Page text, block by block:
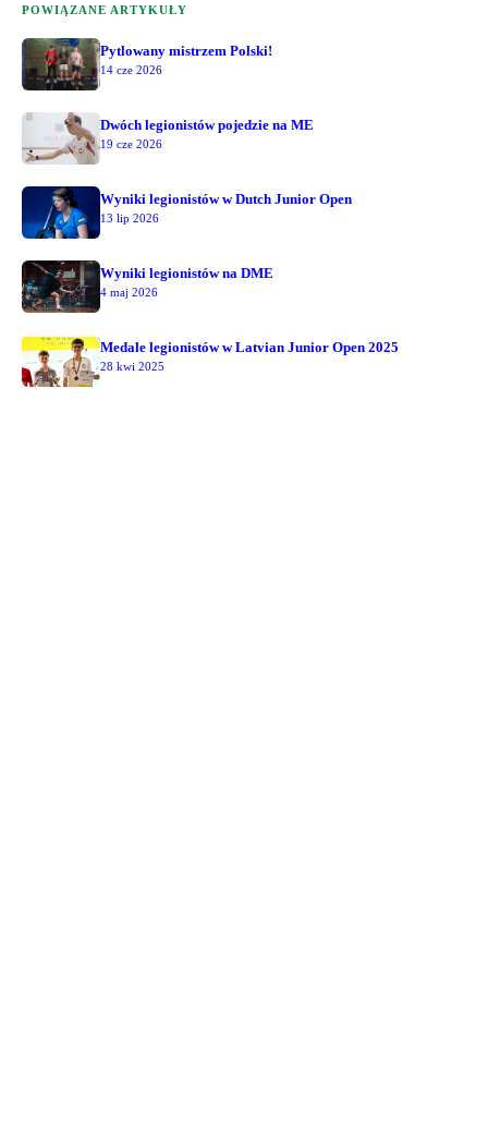
POWIĄZANE ARTYKUŁY
Pytlowany mistrzem Polski!
14 cze 2026
Dwóch legionistów pojedzie na ME
19 cze 2026
Wyniki legionistów w Dutch Junior Open
13 lip 2026
Wyniki legionistów na DME
4 maj 2026
Medale legionistów w Latvian Junior Open 2025
28 kwi 2025